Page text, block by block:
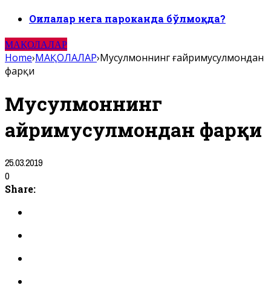
Оилалар нега пароканда бўлмоқда?
МАҚОЛАЛАР
Home›МАҚОЛАЛАР›Мусулмоннинг ғайримусулмондан
фарқи
Мусулмоннинг
ғайримусулмондан фарқи
25.03.2019
0
Share: